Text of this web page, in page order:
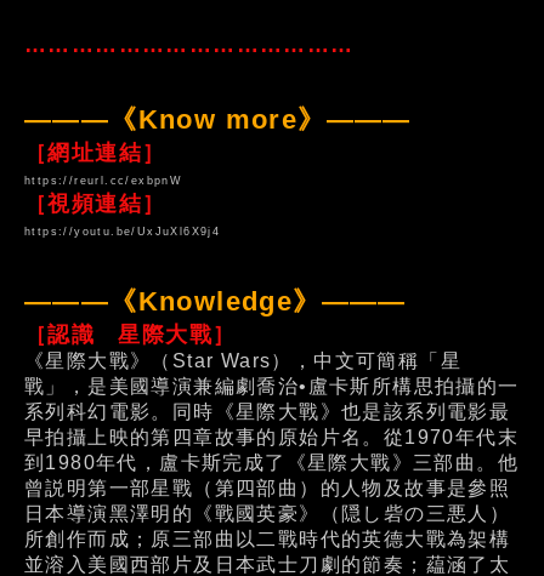
……………………………………
———《Know more》———
［網址連結］
https://reurl.cc/exbpnW
［視頻連結］
https://youtu.be/UxJuXl6X9j4
———《Knowledge》———
［認識 星際大戰］
《星際大戰》（Star Wars），中文可簡稱「星
戰」，是美國導演兼編劇喬治•盧卡斯所構思拍攝的一
系列科幻電影。同時《星際大戰》也是該系列電影最
早拍攝上映的第四章故事的原始片名。從1970年代末
到1980年代，盧卡斯完成了《星際大戰》三部曲。他
曾説明第一部星戰（第四部曲）的人物及故事是參照
日本導演黑澤明的《戰國英豪》（隠し砦の三悪人）
所創作而成；原三部曲以二戰時代的英德大戰為架構
並溶入美國西部片及日本武士刀劇的節奏；藴涵了太